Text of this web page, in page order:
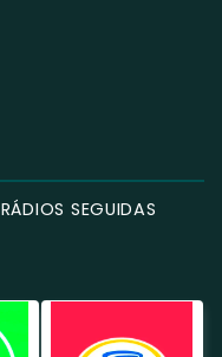
RÁDIOS SEGUIDAS